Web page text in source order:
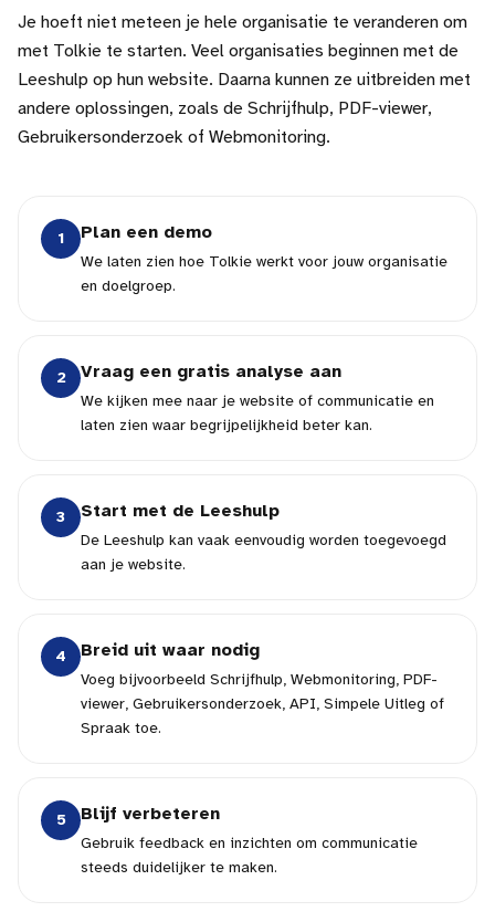
Je hoeft niet meteen je hele organisatie te veranderen om
met Tolkie te starten. Veel organisaties beginnen met de
Leeshulp op hun website. Daarna kunnen ze uitbreiden met
andere oplossingen, zoals de Schrijfhulp, PDF-viewer,
Gebruikersonderzoek of Webmonitoring.
1 Plan een demo
We laten zien hoe Tolkie werkt voor jouw organisatie
en doelgroep.
2 Vraag een gratis analyse aan
We kijken mee naar je website of communicatie en
laten zien waar begrijpelijkheid beter kan.
3 Start met de Leeshulp
De Leeshulp kan vaak eenvoudig worden toegevoegd
aan je website.
4 Breid uit waar nodig
Voeg bijvoorbeeld Schrijfhulp, Webmonitoring, PDF-
viewer, Gebruikersonderzoek, API, Simpele Uitleg of
Spraak toe.
5 Blijf verbeteren
Gebruik feedback en inzichten om communicatie
steeds duidelijker te maken.